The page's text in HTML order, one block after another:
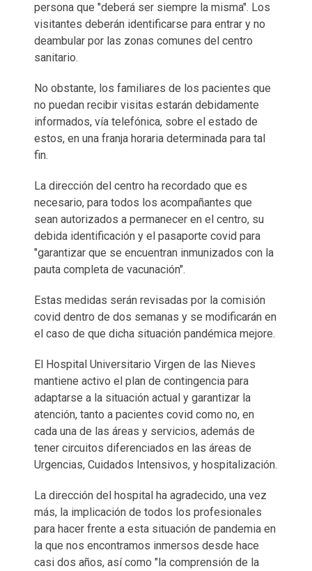
persona que "deberá ser siempre la misma". Los
visitantes deberán identificarse para entrar y no
deambular por las zonas comunes del centro
sanitario.
No obstante, los familiares de los pacientes que
no puedan recibir visitas estarán debidamente
informados, vía telefónica, sobre el estado de
estos, en una franja horaria determinada para tal
fin.
La dirección del centro ha recordado que es
necesario, para todos los acompañantes que
sean autorizados a permanecer en el centro, su
debida identificación y el pasaporte covid para
"garantizar que se encuentran inmunizados con la
pauta completa de vacunación".
Estas medidas serán revisadas por la comisión
covid dentro de dos semanas y se modificarán en
el caso de que dicha situación pandémica mejore.
El Hospital Universitario Virgen de las Nieves
mantiene activo el plan de contingencia para
adaptarse a la situación actual y garantizar la
atención, tanto a pacientes covid como no, en
cada una de las áreas y servicios, además de
tener circuitos diferenciados en las áreas de
Urgencias, Cuidados Intensivos, y hospitalización.
La dirección del hospital ha agradecido, una vez
más, la implicación de todos los profesionales
para hacer frente a esta situación de pandemia en
la que nos encontramos inmersos desde hace
casi dos años, así como "la comprensión de la